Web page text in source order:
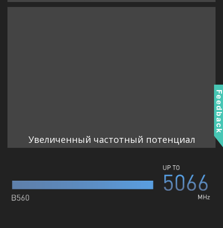
Увеличенный частотный потенциал